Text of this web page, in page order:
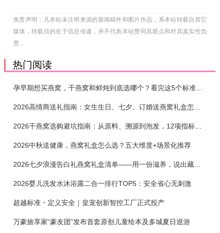
免责声明：凡本站未注明来源的新闻稿件和图片作品，系本站转载自其它
媒体，转载目的在于信息传递，并不代表本站赞同其观点和对其真实性负
责 。
热门阅读
孕早期想买燕窝，干燕窝和鲜炖到底选哪个？看完这5个标准再下单
2026干燕窝选购避坑指南：从原料、溯源到泡发，12项指标判断靠谱燕窝
2026中秋送健康，燕窝礼盒怎么选？五大维度+场景化推荐
2026七夕浪漫告白礼燕窝礼盒清单——用一份滋养，说出藏在心底的爱
2026婴儿洗发水沐浴露二合一排行TOP5：安全省心无刺激
超越标准・定义安全｜皇宠创新智控工厂正式投产
万豪旅享家“豪友团”发布首套原创儿童绘本及多城夏日巡游